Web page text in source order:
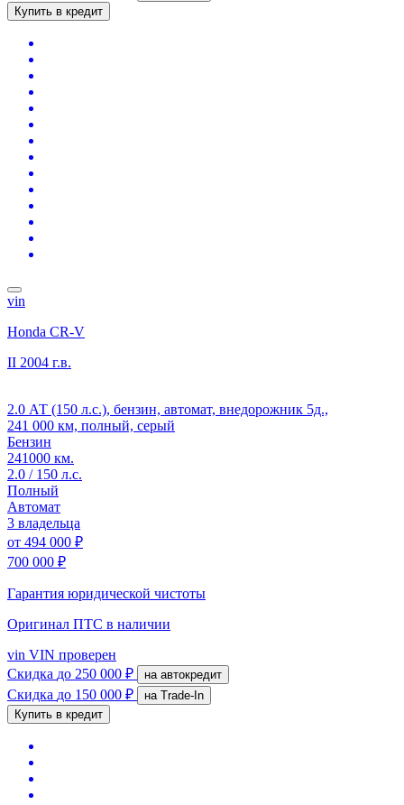
Купить в кредит
vin
Honda CR-V
II 2004 г.в.
2.0 АТ (150 л.с.), бензин, автомат, внедорожник 5д.,
241 000 км, полный, серый
Бензин
241000 км.
2.0 / 150 л.с.
Полный
Автомат
3 владельца
от 494 000 ₽
700 000 ₽
Гарантия юридической чистоты
Оригинал ПТС в наличии
vin VIN проверен
Скидка до 250 000 ₽ на автокредит
Скидка до 150 000 ₽
на Trade-In
Купить в кредит